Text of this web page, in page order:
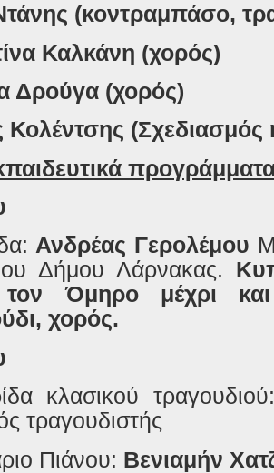
(κοντραμπάσο,
Καλκάνη (χορός)
Δρούγα (χορός)
(Σχεδιασμός
Ανδρέας Γερολέμου
Δήμου Λάρνακας.
Όμηρο μέχρι και
χορός.
κλασικού τραγουδιού:
τραγουδιστής
Πιάνου: Βενιαμήν